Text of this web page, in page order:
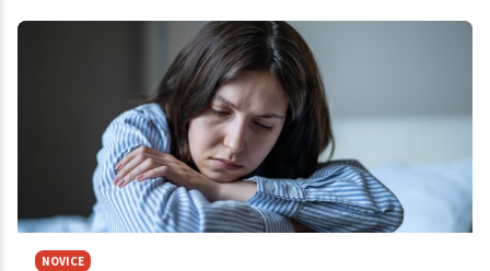
zdravstveni tehniki so pred dnevom opozorili na pomanjkanje
kadra in posledično večje obremenitve zaposlenih. Zavzeli so
se za sistemske ukrepe na državni ravni.
NOVICE